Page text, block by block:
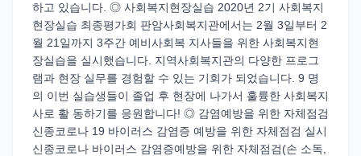
하고 있습니다. ◎ 사회복지현장실습 2020년 2기 사회복지
현장실습 최종평가회 판암사회복지관에서는 2월 3일부터 2
월 21일까지 3주간 예비사회복 지사들을 위한 사회복지현
장실습을 실시했습니다. 지역사회복지관의 다양한 프로그
램과 현장 실무를 경험할 수 있는 기회가 되었습니다. 9 명
의 이번 실습생들이 졸업 후 현장에 나가서 훌륭한 사회복지
사로 활 동하기를 응원합니다! ◎ 감염예방을 위한 자체점검
신종코로나 19 바이러스 감염증 예방을 위한 자체점검 실시
신종코로나 바이러스 감염증예방을 위한 자체점검(손 소독,